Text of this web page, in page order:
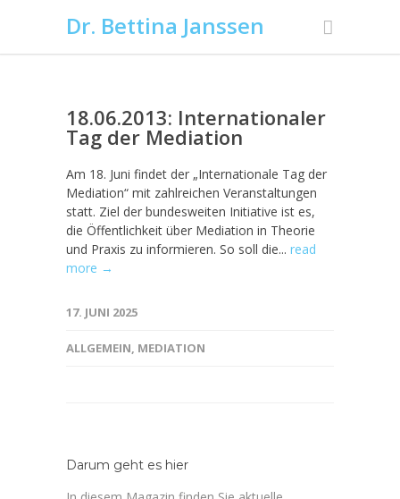
Dr. Bettina Janssen
18.06.2013: Internationaler
Tag der Mediation
Am 18. Juni findet der „Internationale Tag der
Mediation“ mit zahlreichen Veranstaltungen
statt. Ziel der bundesweiten Initiative ist es,
die Öffentlichkeit über Mediation in Theorie
und Praxis zu informieren. So soll die... read
more →
17. JUNI 2025
ALLGEMEIN, MEDIATION
Darum geht es hier